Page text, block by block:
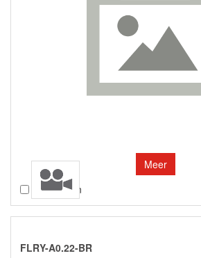
Meer
Vergelijken
FLRY-A0.22-BR